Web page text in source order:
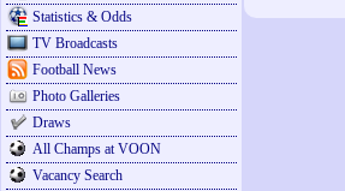
Statistics & Odds
TV Broadcasts
Football News
Photo Galleries
Draws
All Champs at VOON
Vacancy Search